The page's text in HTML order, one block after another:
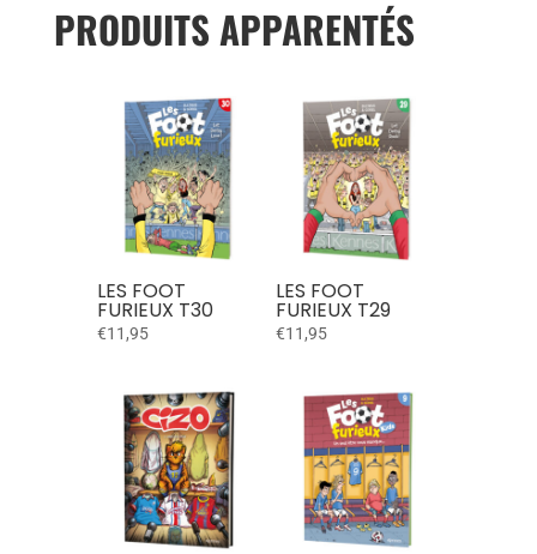
PRODUITS APPARENTÉS
LES FOOT
FURIEUX T30
€11,95
LES FOOT
FURIEUX T29
€11,95